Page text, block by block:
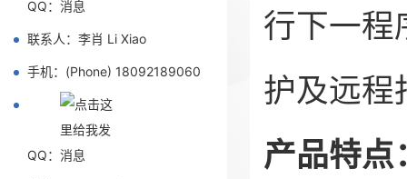
QQ：
联系人：李肖 Li Xiao
手机：(Phone) 18092189060
QQ：
行下一程
护及远程
产品特点